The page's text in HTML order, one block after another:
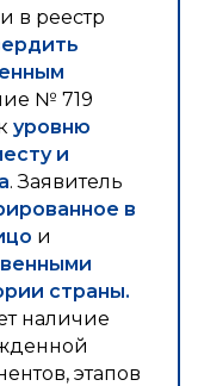
в реестр
№ 719
уровню
и
. Заявитель
в
и
страны.
наличие
этапов